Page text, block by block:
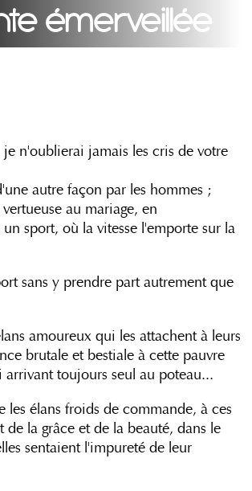
émerveillée
n'oublierai jamais les cris de votre
autre façon par les hommes ;
au mariage, en
sport, où la vitesse l'emporte sur la
sans y prendre part autrement que
amoureux qui les attachent à leurs
brutale et bestiale à cette pauvre
toujours seul au poteau...
élans froids de commande, à ces
la grâce et de la beauté, dans le
sentaient l'impureté de leur